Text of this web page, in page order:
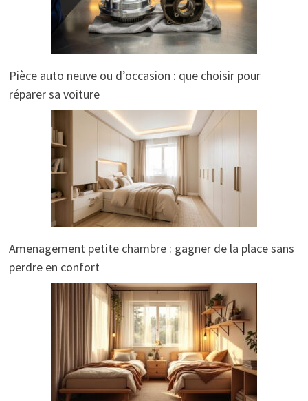
Pièce auto neuve ou d’occasion : que choisir pour
réparer sa voiture
Amenagement petite chambre : gagner de la place sans
perdre en confort